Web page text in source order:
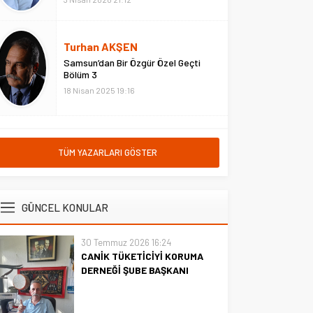
Turhan AKŞEN
Samsun’dan Bir Özgür Özel Geçti
Bölüm 3
18 Nisan 2025 19:16
TÜM YAZARLARI GÖSTER
GÜNCEL KONULAR
30 Temmuz 2026 16:24
CANİK TÜKETİCİYİ KORUMA
DERNEĞİ ŞUBE BAŞKANI